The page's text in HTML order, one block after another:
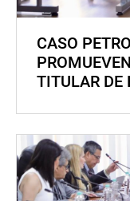
CASO
TITULAR DE